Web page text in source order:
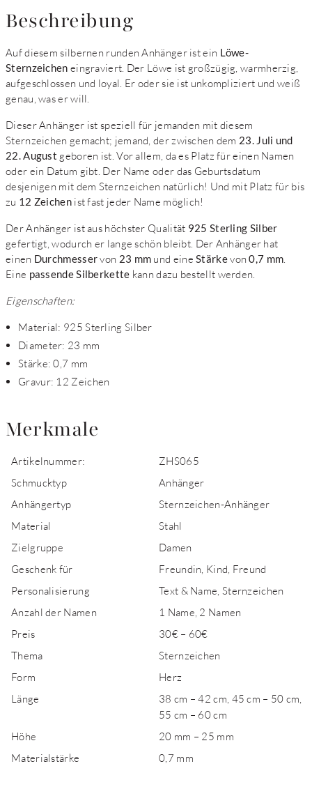
Beschreibung
Auf diesem silbernen runden Anhänger ist ein Löwe-
Sternzeichen eingraviert. Der Löwe ist großzügig, warmherzig,
aufgeschlossen und loyal. Er oder sie ist unkompliziert und weiß
genau, was er will.
Dieser Anhänger ist speziell für jemanden mit diesem
Sternzeichen gemacht; jemand, der zwischen dem 23. Juli und
22. August geboren ist. Vor allem, da es Platz für einen Namen
oder ein Datum gibt. Der Name oder das Geburtsdatum
desjenigen mit dem Sternzeichen natürlich! Und mit Platz für bis
zu 12 Zeichenist fast jeder Name möglich!
Der Anhänger ist aus höchster Qualität 925 Sterling Silber
gefertigt, wodurch er lange schön bleibt. Der Anhänger hat
einen Durchmesservon 23 mm und eineStärkevon0,7 mm
Eine passende Silberkette kann dazu bestellt werden.
Eigenschaften:
Material: 925 Sterling Silber
Diameter: 23 mm
Stärke: 0,7 mm
Gravur: 12 Zeichen
Merkmale
Artikelnummer:
ZHS065
Schmucktyp
Anhänger
Anhängertyp
Sternzeichen-Anhänger
Material
Stahl
Zielgruppe
Damen
Geschenk für
Freundin, Kind, Freund
Personalisierung
Text & Name, Sternzeichen
Anzahl der Namen
1 Name, 2 Namen
Preis
30€ – 60€
Thema
Sternzeichen
Form
Herz
Länge
38 cm – 42 cm, 45 cm – 50 cm,
55 cm – 60 cm
Höhe
20 mm – 25 mm
Materialstärke
0,7 mm